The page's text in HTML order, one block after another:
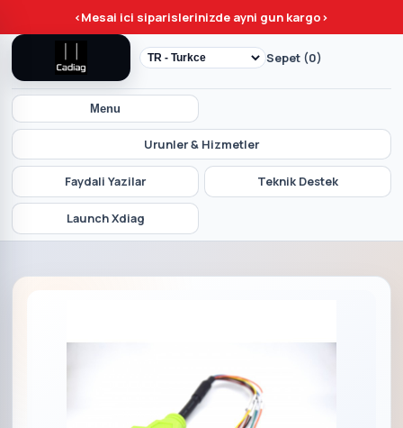
<Mesai ici siparislerinizde ayni gun kargo>
Menu
Urunler & Hizmetler
Faydali Yazilar Teknik Destek
Launch Xdiag
Sepet (0)